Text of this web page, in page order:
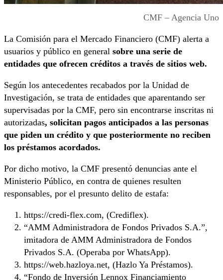
CMF – Agencia Uno
La Comisión para el Mercado Financiero (CMF) alerta a
usuarios y público en general sobre una serie de
entidades que ofrecen créditos a través de sitios web.
Según los antecedentes recabados por la Unidad de
Investigación, se trata de entidades que aparentando ser
supervisadas por la CMF, pero sin encontrarse inscritas ni
autorizadas, solicitan pagos anticipados a las personas
que piden un crédito y que posteriormente no reciben
los préstamos acordados.
Por dicho motivo, la CMF presentó denuncias ante el
Ministerio Público, en contra de quienes resulten
responsables, por el presunto delito de estafa:
https://credi-flex.com, (Crediflex).
“AMM Administradora de Fondos Privados S.A.”,
imitadora de AMM Administradora de Fondos
Privados S.A. (Operaba por WhatsApp).
https://web.hazloya.net, (Hazlo Ya Préstamos).
“Fondo de Inversión Lennox Financiamiento